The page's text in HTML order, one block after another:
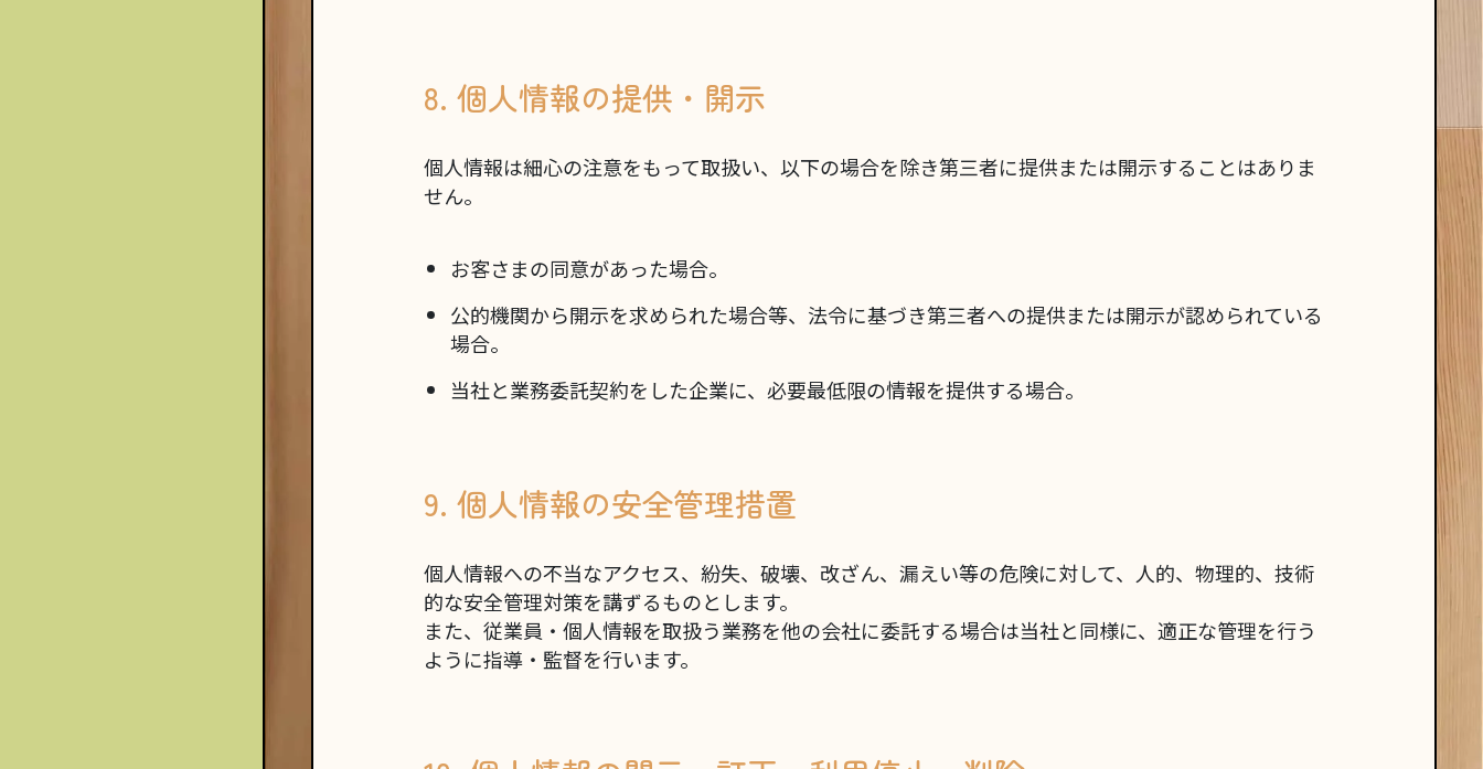
8. 個人情報の提供・開示
個人情報は細心の注意をもって取扱い、以下の場合を除き第三者に提供または開示することはありま
せん。
お客さまの同意があった場合。
公的機関から開示を求められた場合等、法令に基づき第三者への提供または開示が認められている
場合。
当社と業務委託契約をした企業に、必要最低限の情報を提供する場合。
9. 個人情報の安全管理措置
個人情報への不当なアクセス、紛失、破壊、改ざん、漏えい等の危険に対して、人的、物理的、技術
的な安全管理対策を講ずるものとします。
また、従業員・個人情報を取扱う業務を他の会社に委託する場合は当社と同様に、適正な管理を行う
ように指導・監督を行います。